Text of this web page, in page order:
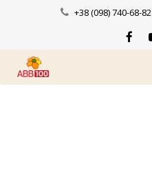
+38 (098) 740-68-82